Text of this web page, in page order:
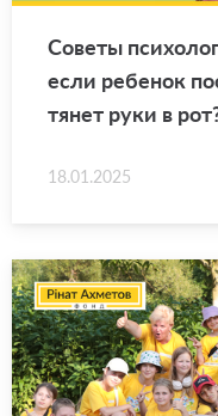
Со­ве­ты
если ре­бе­нок
тянет руки в
18.01.2025